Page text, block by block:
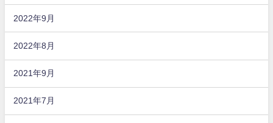
2022年9月
2022年8月
2021年9月
2021年7月